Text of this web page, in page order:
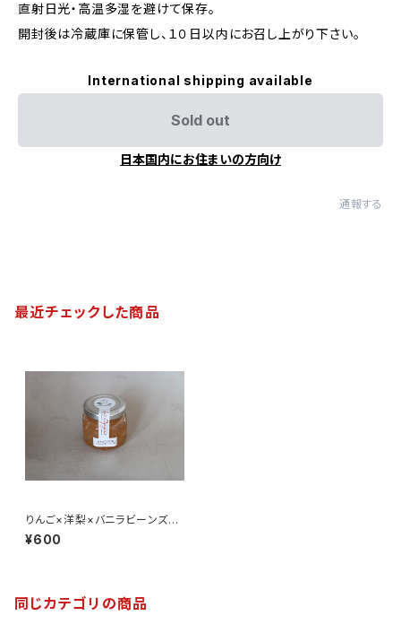
直射日光・高温多湿を避けて保存。
開封後は冷蔵庫に保管し、１０日以内にお召し上がり下さい。
International shipping available
Sold out
日本国内にお住まいの方向け
通報する
最近チェックした商品
りんご×洋梨×バニラビーンズジ
ャム (小サイズ - 80g)
¥600
同じカテゴリの商品